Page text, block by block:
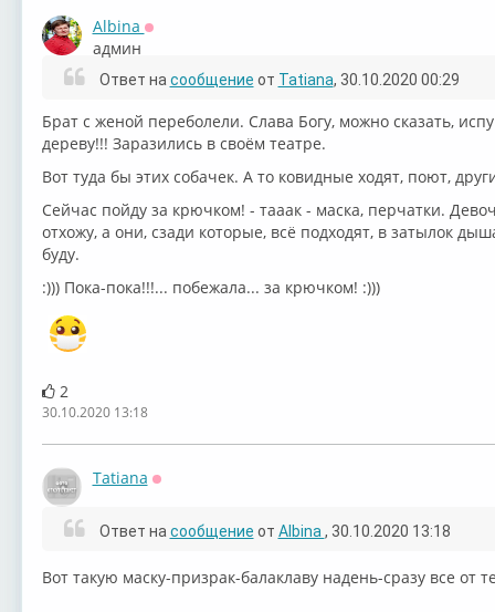
Albina
админ
Ответ насообщение от Tatiana, 30.10.2020 00:29
Брат с женой переболели. Слава Богу, можно сказать,
дереву!!! Заразились в своём театре.
Вот туда бы этих собачек. А то ковидные ходят, поют,
Сейчас пойду за крючком! - тааак - маска, перчатки.
отхожу, а они, сзади которые, всё подходят, в затылок
буду.
:))) Пока-пока!!!... побежала... за крючком! :)))
2
30.10.2020 13:18
Tatiana
Ответ насообщение от Albina, 30.10.2020 13:18
Вот такую маску-призрак-балаклаву надень-сразу все от